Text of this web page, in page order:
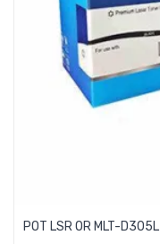
POT LSR OR MLT-D305L